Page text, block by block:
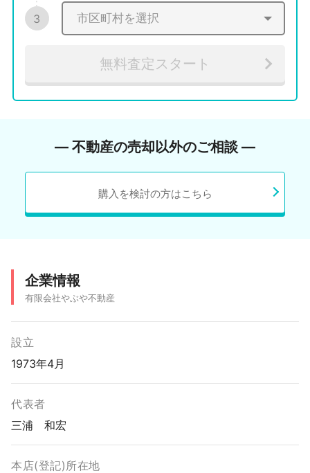
3
無料査定スタート
― 不動産の売却以外のご相談 ―
購入を検討の方はこちら
企業情報
有限会社やぶや不動産
設立
1973年4月
代表者
三浦 和宏
本店(登記)所在地